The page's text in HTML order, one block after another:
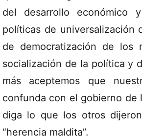
del desarrollo económico
políticas de universalización
de democratización de los
socialización de la política y
más aceptemos que
confunda con el gobierno de
diga lo que los otros
“herencia maldita”.